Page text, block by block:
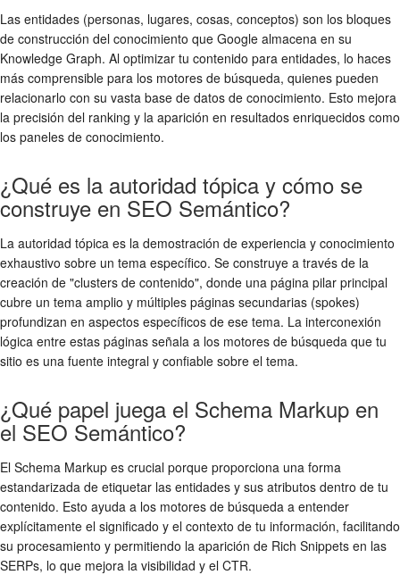
Las entidades (personas, lugares, cosas, conceptos) son los bloques
de construcción del conocimiento que Google almacena en su
Knowledge Graph. Al optimizar tu contenido para entidades, lo haces
más comprensible para los motores de búsqueda, quienes pueden
relacionarlo con su vasta base de datos de conocimiento. Esto mejora
la precisión del ranking y la aparición en resultados enriquecidos como
los paneles de conocimiento.
¿Qué es la autoridad tópica y cómo se
construye en SEO Semántico?
La autoridad tópica es la demostración de experiencia y conocimiento
exhaustivo sobre un tema específico. Se construye a través de la
creación de "clusters de contenido", donde una página pilar principal
cubre un tema amplio y múltiples páginas secundarias (spokes)
profundizan en aspectos específicos de ese tema. La interconexión
lógica entre estas páginas señala a los motores de búsqueda que tu
sitio es una fuente integral y confiable sobre el tema.
¿Qué papel juega el Schema Markup en
el SEO Semántico?
El Schema Markup es crucial porque proporciona una forma
estandarizada de etiquetar las entidades y sus atributos dentro de tu
contenido. Esto ayuda a los motores de búsqueda a entender
explícitamente el significado y el contexto de tu información, facilitando
su procesamiento y permitiendo la aparición de Rich Snippets en las
SERPs, lo que mejora la visibilidad y el CTR.